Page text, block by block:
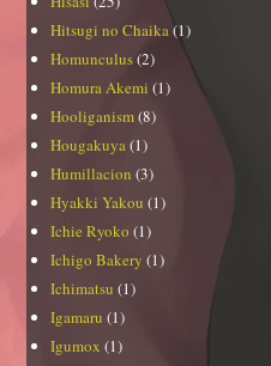
Hitsugi no Chaika(1)
Homunculus(2)
Homura Akemi (1)
Hooliganism(8)
Hougakuya(1)
Humillacion (3)
Hyakki Yakou (1)
Ichie Ryoko (1)
Ichigo Bakery (1)
Ichimatsu (1)
Igamaru (1)
Igumox (1)